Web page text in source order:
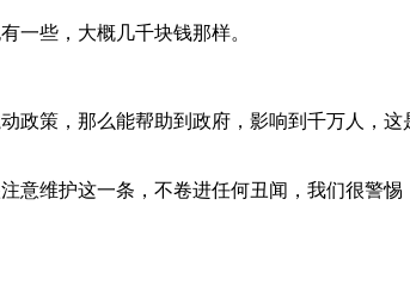
一些，大概几千块钱那样。
政策，那么能帮助到政府，影响到千万人，
意维护这一条，不卷进任何丑闻，我们很警